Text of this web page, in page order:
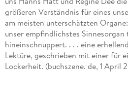
größeren Verständnis für eines
am meisten unterschätzten
unser empfindlichstes Sinnesorgan
hineinschnuppert. . . . eine
Lektüre, geschrieben mit einer für
Lockerheit. (buchszene. de, 1 April